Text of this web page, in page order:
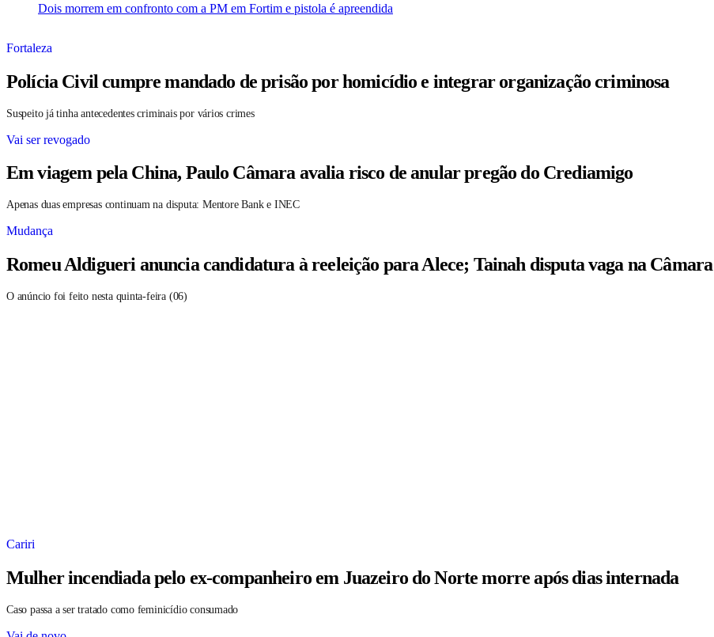
Dois morrem em confronto com a PM em Fortim e pistola é apreendida
Fortaleza
Polícia Civil cumpre mandado de prisão por homicídio e integrar organização criminosa
Suspeito já tinha antecedentes criminais por vários crimes
Vai ser revogado
Em viagem pela China, Paulo Câmara avalia risco de anular pregão do Crediamigo
Apenas duas empresas continuam na disputa: Mentore Bank e INEC
Mudança
Romeu Aldigueri anuncia candidatura à reeleição para Alece; Tainah disputa vaga na Câmara
O anúncio foi feito nesta quinta-feira (06)
Cariri
Mulher incendiada pelo ex-companheiro em Juazeiro do Norte morre após dias internada
Caso passa a ser tratado como feminicídio consumado